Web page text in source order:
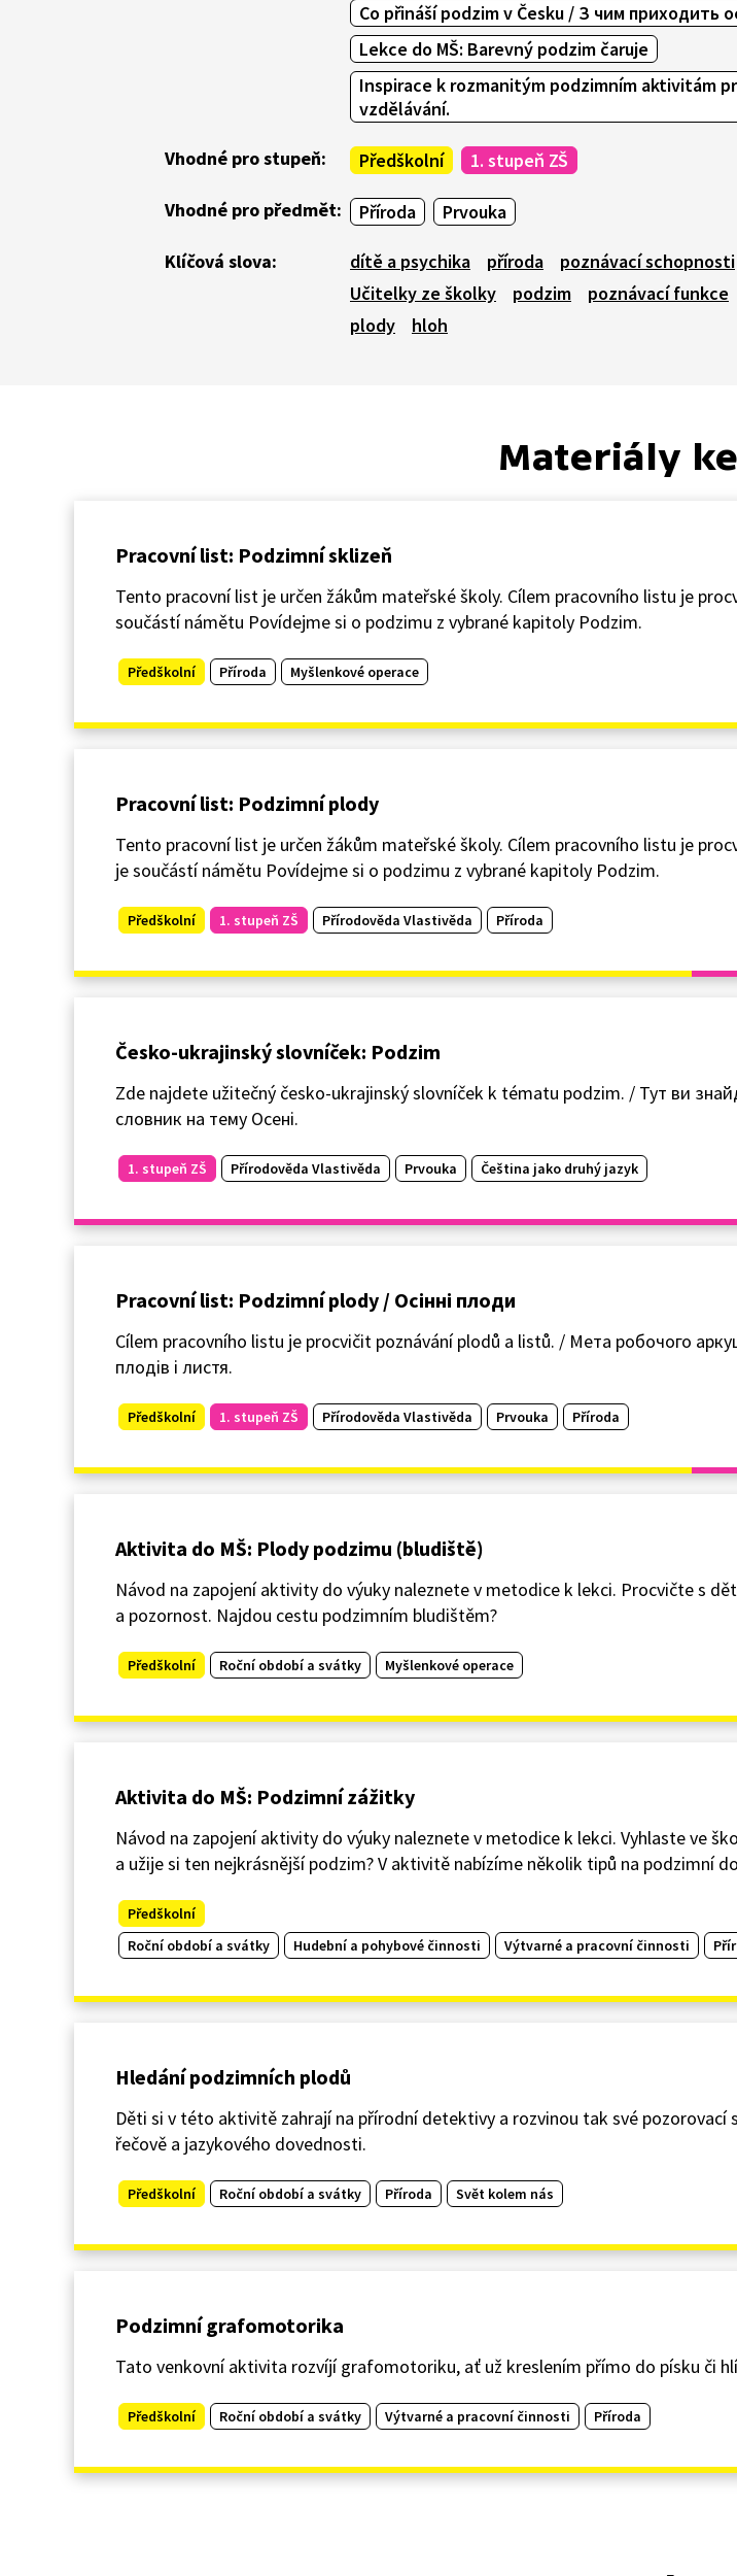
Co přináší podzim v Česku / З чим приходить
Lekce do MŠ: Barevný podzim čaruje
Inspirace k rozmanitým podzimním aktivitám
vzdělávání.
Vhodné pro stupeň: Předškolní 1. stupeň ZŠ
Vhodné pro předmět: Příroda Prvouka
Klíčová slova: dítě a psychika příroda
poznávací schopnosti
Učitelky ze školky
podzim poznávací funkce
plody
hloh
Materiály
Pracovní list: Podzimní sklizeň
Tento pracovní list je určen žákům mateřské školy. Cílem pracovního listu je
součástí námětu Povídejme si o podzimu z vybrané kapitoly Podzim.
Předškolní Příroda Myšlenkové operace
Pracovní list: Podzimní plody
Tento pracovní list je určen žákům mateřské školy. Cílem pracovního listu je
je součástí námětu Povídejme si o podzimu z vybrané kapitoly Podzim.
Předškolní 1. stupeň ZŠ Přírodověda Vlastivěda Příroda
Česko-ukrajinský slovníček: Podzim
Zde najdete užitečný česko-ukrajinský slovníček k tématu podzim. / Тут ви
словник на тему Осені.
1. stupeň ZŠ Přírodověda Vlastivěda Prvouka Čeština jako druhý jazyk
Pracovní list: Podzimní plody / Осінні плоди
Cílem pracovního listu je procvičit poznávání plodů a listů. / Мета робочого
плодів і листя.
Předškolní 1. stupeň ZŠ Přírodověda Vlastivěda Prvouka Příroda
Aktivita do MŠ: Plody podzimu (bludiště)
Návod na zapojení aktivity do výuky naleznete v metodice k lekci. Procvičte s
a pozornost. Najdou cestu podzimním bludištěm?
Předškolní Roční období a svátky Myšlenkové operace
Aktivita do MŠ: Podzimní zážitky
Návod na zapojení aktivity do výuky naleznete v metodice k lekci. Vyhlaste ve
a užije si ten nejkrásnější podzim? V aktivitě nabízíme několik tipů na podzimní
Předškolní
Roční období a svátky
Hudební a pohybové činnosti Výtvarné a pracovní činnosti
Hledání podzimních plodů
Děti si v této aktivitě zahrají na přírodní detektivy a rozvinou tak své pozorovací
řečově a jazykového dovednosti.
Předškolní Roční období a svátky Příroda Svět kolem nás
Podzimní grafomotorika
Tato venkovní aktivita rozvíjí grafomotoriku, ať už kreslením přímo do písku či
Předškolní Roční období a svátky Výtvarné a pracovní činnosti Příroda